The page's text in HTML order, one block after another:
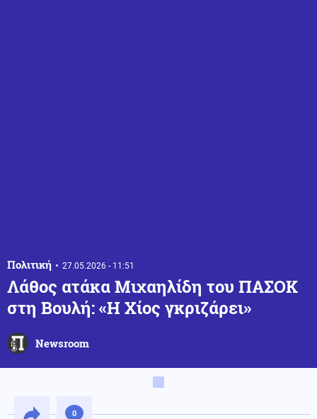
Πολιτική 27.05.2026 - 11:51
Λάθος ατάκα Μιχαηλίδη του ΠΑΣΟΚ
στη Βουλή: «Η Χίος γκριζάρει»
Newsroom
0